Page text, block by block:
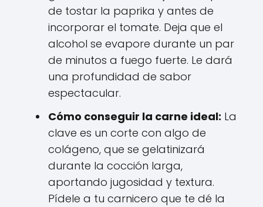
de tostar la paprika y antes de
incorporar el tomate. Deja que el
alcohol se evapore durante un par
de minutos a fuego fuerte. Le dará
una profundidad de sabor
espectacular.
Cómo conseguir la carne ideal: La
clave es un corte con algo de
colágeno, que se gelatinizará
durante la cocción larga,
aportando jugosidad y textura.
Pídele a tu carnicero que te dé la